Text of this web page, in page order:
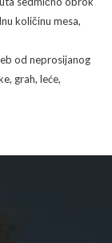
količinu mesa,
od neprosijanog
grah, leće,